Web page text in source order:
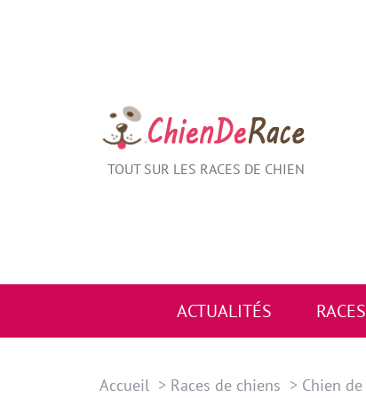
TOUT SUR LES RACES DE CHIEN
ACTUALITÉS
Accueil Races de chiens Chien